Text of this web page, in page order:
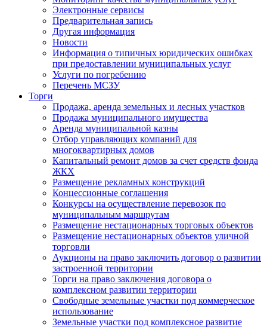
Электронные сервисы
Предварительная запись
Другая информация
Новости
Информация о типичных юридических ошибках
при предоставлении муниципальных услуг
Услуги по погребению
Перечень МСЗУ
Торги
Продажа, аренда земельных и лесных участков
Продажа муниципального имущества
Аренда муниципальной казны
Отбор управляющих компаний для
многоквартирных домов
Капитальный ремонт домов за счет средств фонда
ЖКХ
Размещение рекламных конструкций
Концессионные соглашения
Конкурсы на осуществление перевозок по
муниципальным маршрутам
Размещение нестационарных торговых объектов
Размещение нестационарных объектов уличной
торговли
Аукционы на право заключить договор о развитии
застроенной территории
Торги на право заключения договора о
комплексном развитии территории
Свободные земельные участки под коммерческое
использование
Земельные участки под комплексное развитие